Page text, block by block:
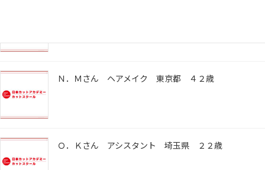
Ｎ．Ｍさん ヘアメイク 東京都 ４２歳
Ｏ．Ｋさん アシスタント 埼玉県 ２２歳